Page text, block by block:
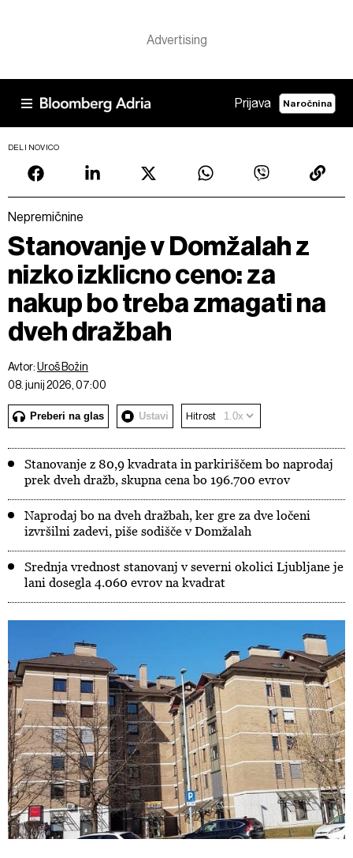
Prijava Naročnina
DELI NOVICO
Nepremičnine
Stanovanje v Domžalah z
nizko izklicno ceno: za
nakup bo treba zmagati na
dveh dražbah
Avtor:Uroš Božin
08. junij 2026, 07:00
Preberi na glas Ustavi Hitrost
Stanovanje z 80,9 kvadrata in parkiriščem bo naprodaj
prek dveh dražb, skupna cena bo 196.700 evrov
Naprodaj bo na dveh dražbah, ker gre za dve ločeni
izvršilni zadevi, piše sodišče v Domžalah
Srednja vrednost stanovanj v severni okolici Ljubljane je
lani dosegla 4.060 evrov na kvadrat